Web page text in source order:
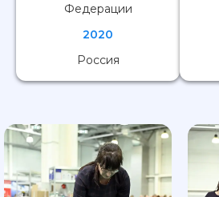
Федерации
2020
Россия